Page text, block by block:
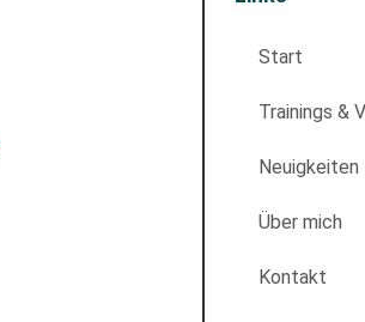
Start
Trainings &
Neuigkeiten
Über mich
Kontakt